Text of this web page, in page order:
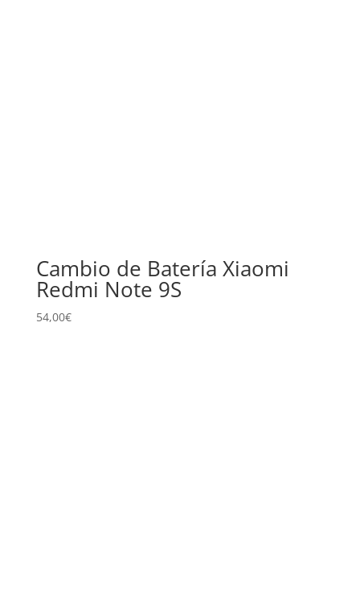
Cambio de Batería Xiaomi
Redmi Note 9S
54,00€